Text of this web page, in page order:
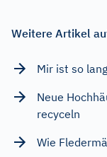
Weitere Artikel
Mir ist so
Neue
recyceln
Wie